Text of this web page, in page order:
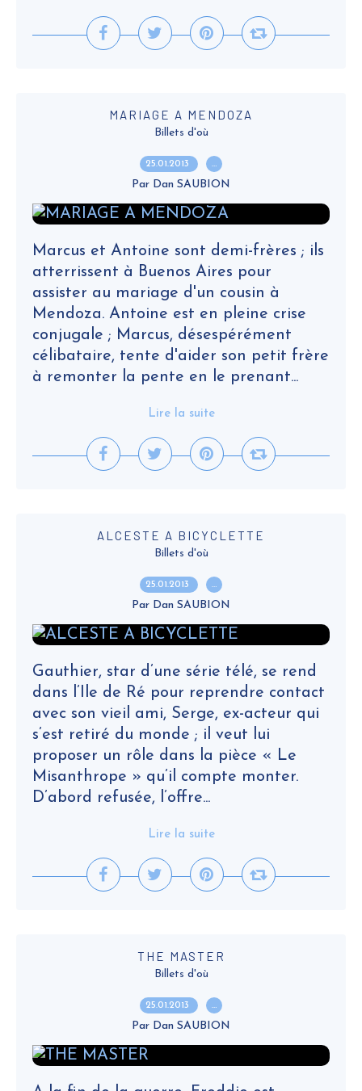
MARIAGE A MENDOZA
Billets d'où
25.01.2013 …
Par Dan SAUBION
Marcus et Antoine sont demi-frères ; ils
atterrissent à Buenos Aires pour
assister au mariage d'un cousin à
Mendoza. Antoine est en pleine crise
conjugale ; Marcus, désespérément
célibataire, tente d'aider son petit frère
à remonter la pente en le prenant...
Lire la suite
ALCESTE A BICYCLETTE
Billets d'où
25.01.2013 …
Par Dan SAUBION
Gauthier, star d’une série télé, se rend
dans l’Ile de Ré pour reprendre contact
avec son vieil ami, Serge, ex-acteur qui
s’est retiré du monde ; il veut lui
proposer un rôle dans la pièce « Le
Misanthrope » qu’il compte monter.
D’abord refusée, l’offre...
Lire la suite
THE MASTER
Billets d'où
25.01.2013 …
Par Dan SAUBION